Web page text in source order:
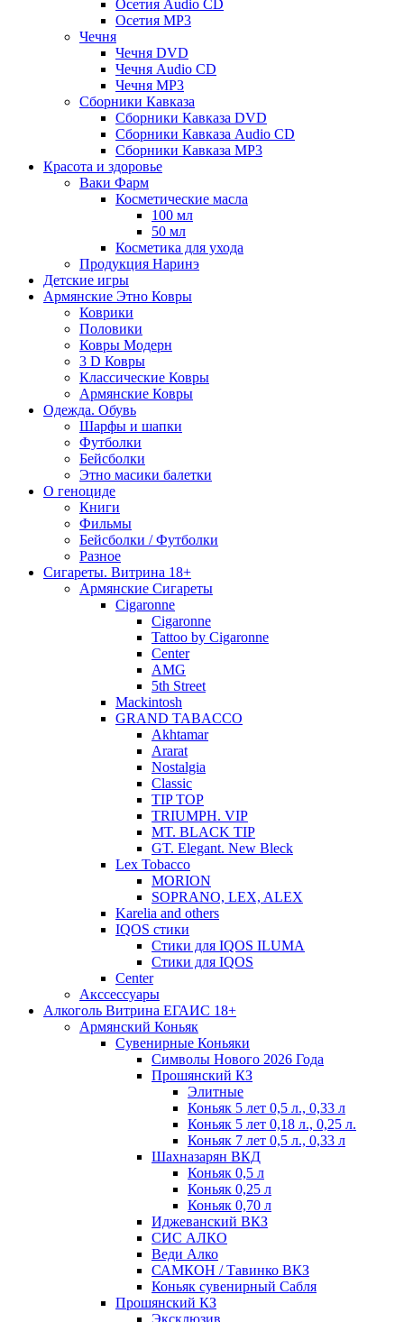
Осетия Audio CD
Осетия MP3
Чечня
Чечня DVD
Чечня Audio CD
Чечня MP3
Сборники Кавказа
Сборники Кавказа DVD
Сборники Кавказа Audio CD
Сборники Кавказа MP3
Красота и здоровье
Ваки Фарм
Косметические масла
100 мл
50 мл
Косметика для ухода
Продукция Наринэ
Детские игры
Армянские Этно Ковры
Коврики
Половики
Ковры Модерн
3 D Ковры
Классические Ковры
Армянские Ковры
Одежда. Обувь
Шарфы и шапки
Футболки
Бейсболки
Этно масики балетки
О геноциде
Книги
Фильмы
Бейсболки / Футболки
Разное
Сигареты. Витрина 18+
Армянские Сигареты
Cigaronne
Cigaronne
Tattoo by Cigaronne
Center
AMG
5th Street
Mackintosh
GRAND TABACCO
Akhtamar
Ararat
Nostalgia
Classic
TIP TOP
TRIUMPH. VIP
MT. BLACK TIP
GT. Elegant. New Bleck
Lex Tobacco
MORION
SOPRANO, LEX, ALEX
Karelia and others
IQOS стики
Стики для IQOS ILUMA
Стики для IQOS
Сenter
Акссессуары
Алкоголь Витрина ЕГАИС 18+
Армянский Коньяк
Сувенирные Коньяки
Символы Нового 2026 Года
Прошянский КЗ
Элитные
Коньяк 5 лет 0,5 л., 0,33 л
Коньяк 5 лет 0,18 л., 0,25 л.
Коньяк 7 лет 0,5 л., 0,33 л
Шахназарян ВКД
Коньяк 0,5 л
Коньяк 0,25 л
Коньяк 0,70 л
Иджеванский ВКЗ
СИС АЛКО
Веди Алко
САМКОН / Тавинко ВКЗ
Коньяк сувенирный Сабля
Прошянский КЗ
Эксклюзив